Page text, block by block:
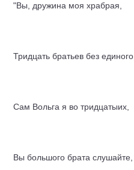
"Вы, дружина моя храбрая,
Тридцать братьев без единого,
Сам Вольга я во тридцатыих,
Вы большого брата слушайте,